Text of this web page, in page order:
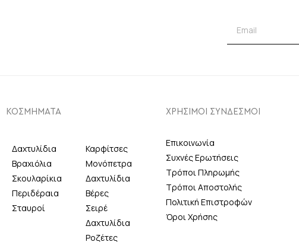
ΚΟΣΜΗΜΑΤΑ
Δαχτυλίδια
Βραχιόλια
Σκουλαρίκια
Περιδέραια
Σταυροί
Καρφίτσες
Μονόπετρα
Δαχτυλίδια
Βέρες
Σειρέ
Δαχτυλίδια
Ροζέτες
ΧΡΗΣΙΜΟΙ ΣΥΝΔΕΣΜΟΙ
Επικοινωνία
Συχνές Ερωτήσεις
Τρόποι Πληρωμής
Τρόποι Αποστολής
Πολιτική Επιστροφών
Όροι Χρήσης